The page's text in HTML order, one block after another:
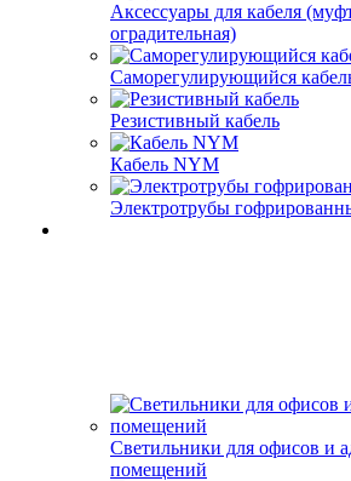
Аксессуары для кабеля
оградительная)
Саморегулирующийся
Резистивный кабель
Кабель NYM
Электротрубы
Светильники для офисов и
помещений